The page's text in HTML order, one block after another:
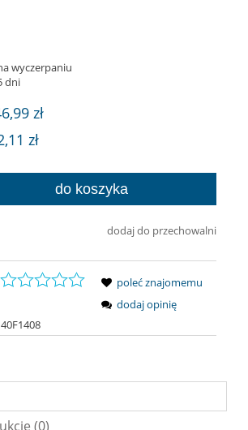
wyczerpaniu
dni
zł
zł
do koszyka
dodaj do przechowalni
poleć znajomemu
dodaj opinię
(0)